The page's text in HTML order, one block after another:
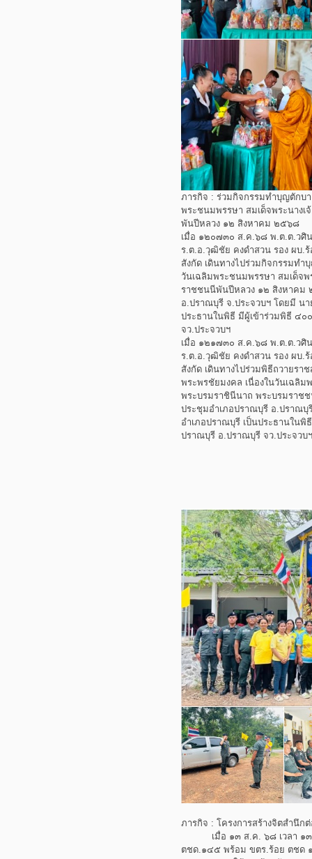
ภารกิจ : ร่วมกิจกรรมทำบุญตักบ
พระชนมพรรษา สมเด็จพระนาง
พันปีหลวง ๑๒ สิงหาคม ๒๕๖๘
เมื่อ ๑๒๐๗๓๐ ส.ค.๖๘ พ.ต.ต.วศิ
ร.ต.อ.วุฒิชัย คงดำสวน รอง ผบ.
สังกัด เดินทางไปร่วมกิจกรรมท
วันเฉลิมพระชนมพรรษา สมเด็จ
ราชชนนีพันปีหลวง ๑๒ สิงหาคม
อ.ปราณบุรี จ.ประจวบฯ โดยมี น
ประธานในพิธี มีผู้เข้าร่วมพิธี ๔
จว.ประจวบฯ
เมื่อ ๑๒๑๗๓๐ ส.ค.๖๘ พ.ต.ต.วศิ
ร.ต.อ.วุฒิชัย คงดำสวน รอง ผบ.
สังกัด เดินทางไปร่วมพิธีถวายรา
พระพรชัยมงคล เนื่องในวันเฉลิม
พระบรมราชินีนาถ พระบรมรา
ประชุมอำเภอปราณบุรี อ.ปราณบุ
อำเภอปราณบุรี เป็นประธานใน
ปราณบุรี อ.ปราณบุรี จว.ประจวบฯ
ภารกิจ : โครงการสร้างจิตสำนึก
เมื่อ ๑๓ ส.ค. ๖๘ เวลา ๑๓.
ตชด.๑๔๕ พร้อม ขตร.ร้อย ตชด